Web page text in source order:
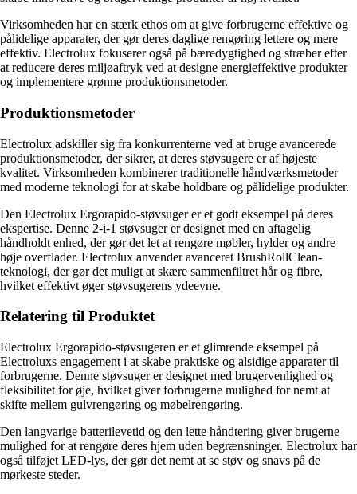
Virksomheden har en stærk ethos om at give forbrugerne effektive og
pålidelige apparater, der gør deres daglige rengøring lettere og mere
effektiv. Electrolux fokuserer også på bæredygtighed og stræber efter
at reducere deres miljøaftryk ved at designe energieffektive produkter
og implementere grønne produktionsmetoder.
Produktionsmetoder
Electrolux adskiller sig fra konkurrenterne ved at bruge avancerede
produktionsmetoder, der sikrer, at deres støvsugere er af højeste
kvalitet. Virksomheden kombinerer traditionelle håndværksmetoder
med moderne teknologi for at skabe holdbare og pålidelige produkter.
Den Electrolux Ergorapido-støvsuger er et godt eksempel på deres
ekspertise. Denne 2-i-1 støvsuger er designet med en aftagelig
håndholdt enhed, der gør det let at rengøre møbler, hylder og andre
høje overflader. Electrolux anvender avanceret BrushRollClean-
teknologi, der gør det muligt at skære sammenfiltret hår og fibre,
hvilket effektivt øger støvsugerens ydeevne.
Relatering til Produktet
Electrolux Ergorapido-støvsugeren er et glimrende eksempel på
Electroluxs engagement i at skabe praktiske og alsidige apparater til
forbrugerne. Denne støvsuger er designet med brugervenlighed og
fleksibilitet for øje, hvilket giver forbrugerne mulighed for nemt at
skifte mellem gulvrengøring og møbelrengøring.
Den langvarige batterilevetid og den lette håndtering giver brugerne
mulighed for at rengøre deres hjem uden begrænsninger. Electrolux har
også tilføjet LED-lys, der gør det nemt at se støv og snavs på de
mørkeste steder.